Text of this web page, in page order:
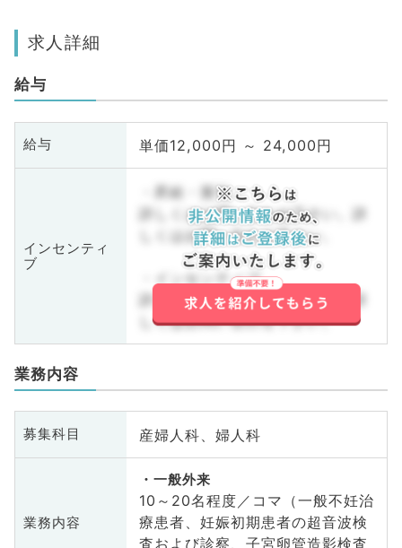
求人詳細
給与
給与 単価12,000円 ～ 24,000円
インセンティ
ブ
・昇給・賞与
詳しくはお問い合わせ下さい。詳
しくはお問い合わせ下さい。
・インセンティブ
詳しくはお問い合わせ下さい。詳
しくはお問い合わせ下さい。
業務内容
募集科目 産婦人科、婦人科
業務内容
一般外来
10～20名程度／コマ（一般不妊治
療患者、妊娠初期患者の超音波検
査および診察、子宮卵管造影検査